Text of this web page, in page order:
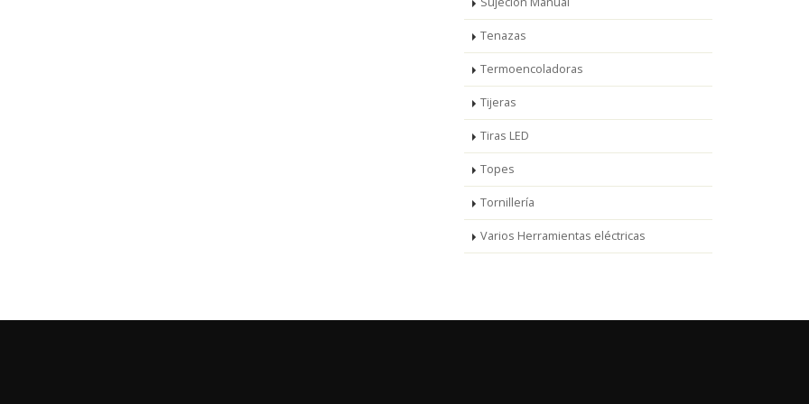
Tenazas
Termoencoladoras
Tijeras
Tiras LED
Topes
Tornillería
Varios Herramientas eléctricas